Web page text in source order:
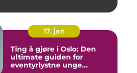
17. jan
Ting å gjøre i Oslo: Den
ultimate guiden for
eventyrlystne unge